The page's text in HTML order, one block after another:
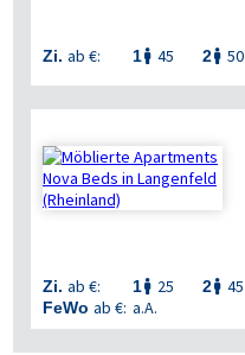
Zi. ab €: 1 45 2 50
Zi. ab €: 1 25 2 45
FeWo ab €: a.A.